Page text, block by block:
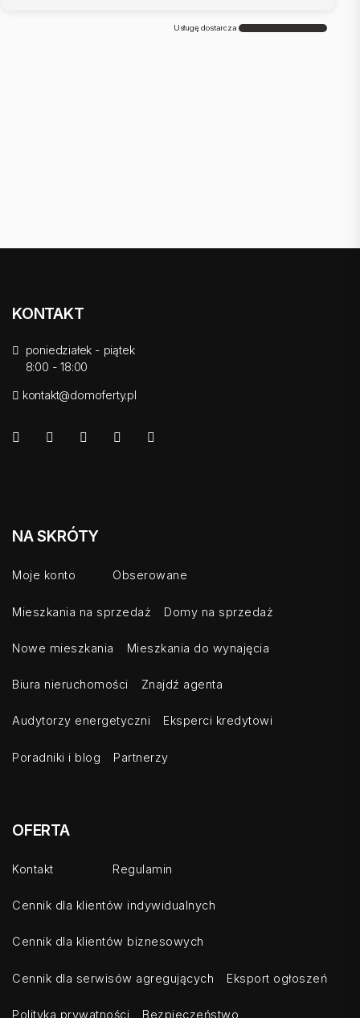
Usługę dostarcza
KONTAKT
poniedziałek - piątek
8:00 - 18:00
kontakt@domoferty.pl
NA SKRÓTY
Moje konto Obserowane
Mieszkania na sprzedaż Domy na sprzedaż
Nowe mieszkania Mieszkania do wynajęcia
Biura nieruchomości Znajdź agenta
Audytorzy energetyczni Eksperci kredytowi
Poradniki i blog Partnerzy
OFERTA
Kontakt Regulamin
Cennik dla klientów indywidualnych
Cennik dla klientów biznesowych
Cennik dla serwisów agregujących Eksport ogłoszeń
Polityka prywatności Bezpieczeństwo